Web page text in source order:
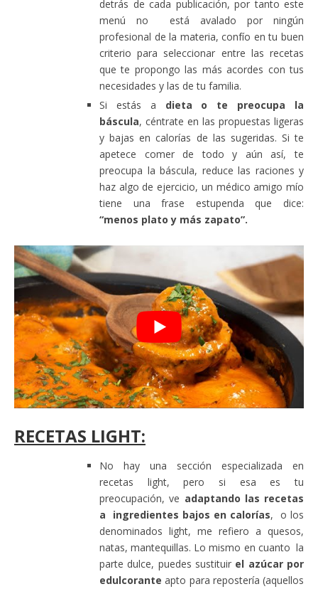
detrás de cada publicación, por tanto este
menú no está avalado por ningún
profesional de la materia, confío en tu buen
criterio para seleccionar entre las recetas
que te propongo las más acordes con tus
necesidades y las de tu familia.
Si estás a dieta o te preocupa la
báscula, céntrate en las propuestas ligeras
y bajas en calorías de las sugeridas. Si te
apetece comer de todo y aún así, te
preocupa la báscula, reduce las raciones y
haz algo de ejercicio, un médico amigo mío
tiene una frase estupenda que dice:
“menos plato y más zapato”.
RECETAS LIGHT:
No hay una sección especializada en
recetas light, pero si esa es tu
preocupación, ve adaptando las recetas
a ingredientes bajos en calorías, o los
denominados light, me refiero a quesos,
natas, mantequillas. Lo mismo en cuanto la
parte dulce, puedes sustituir el azúcar por
edulcorante apto para repostería (aquellos